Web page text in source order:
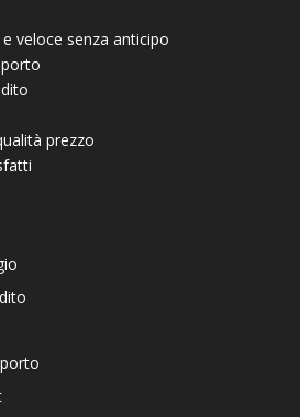
veloce senza anticipo
prezzo